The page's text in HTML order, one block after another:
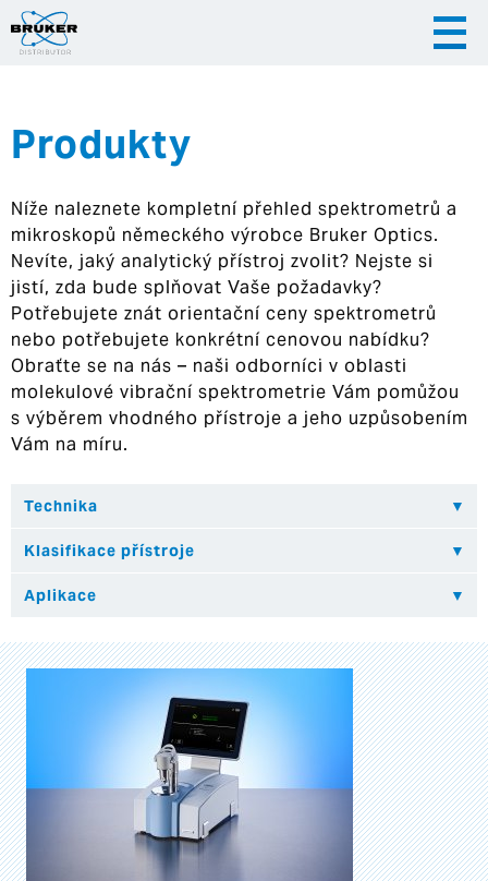
|
Hrvatska
Produkty
Níže naleznete kompletní přehled spektrometrů a
mikroskopů německého výrobce Bruker Optics.
Nevíte, jaký analytický přístroj zvolit? Nejste si
jistí, zda bude splňovat Vaše požadavky?
Potřebujete znát orientační ceny spektrometrů
nebo potřebujete konkrétní cenovou nabídku?
Obraťte se na nás – naši odborníci v oblasti
molekulové vibrační spektrometrie Vám pomůžou
s výběrem vhodného přístroje a jeho uzpůsobením
Vám na míru.